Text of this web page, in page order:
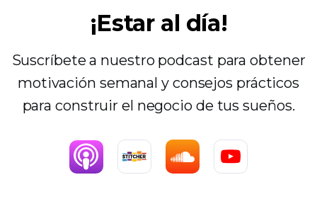
¡Estar al día!
Suscríbete a nuestro podcast para obtener
motivación semanal y consejos prácticos
para construir el negocio de tus sueños.